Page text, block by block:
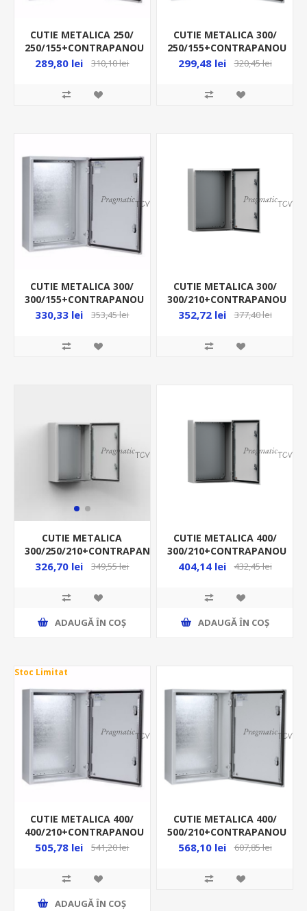
CUTIE METALICA 250/
250/155+CONTRAPANOU
IP66 MAS0252515R5
289,80 lei 310,10 lei
CUTIE METALICA 300/
250/155+CONTRAPANOU
IP66 MAS0302515R5
299,48 lei 320,45 lei
CUTIE METALICA 300/
300/155+CONTRAPANOU
IP66 MAS0303015R5
330,33 lei 353,45 lei
CUTIE METALICA 300/
300/210+CONTRAPANOU
IP66 MAS0303021R5
352,72 lei 377,40 lei
CUTIE METALICA
300/250/210+CONTRAPANOU
IP66 MAS0302521R5
326,70 lei 349,55 lei
ADAUGĂ ȊN COŞ
CUTIE METALICA 400/
300/210+CONTRAPANOU
IP66 MAS0403021R5
404,14 lei 432,45 lei
ADAUGĂ ȊN COŞ
Stoc Limitat
CUTIE METALICA 400/
400/210+CONTRAPANOU
IP66 MAS0404021R5
505,78 lei 541,20 lei
ADAUGĂ ȊN COŞ
CUTIE METALICA 400/
500/210+CONTRAPANOU
IP66 MAS0405021R5
568,10 lei 607,85 lei